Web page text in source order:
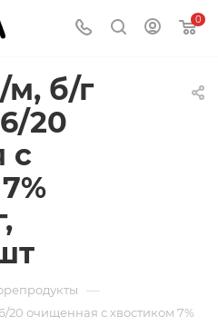
0
м, б/г
20
с
—
20 очищенная с хвостиком 7%